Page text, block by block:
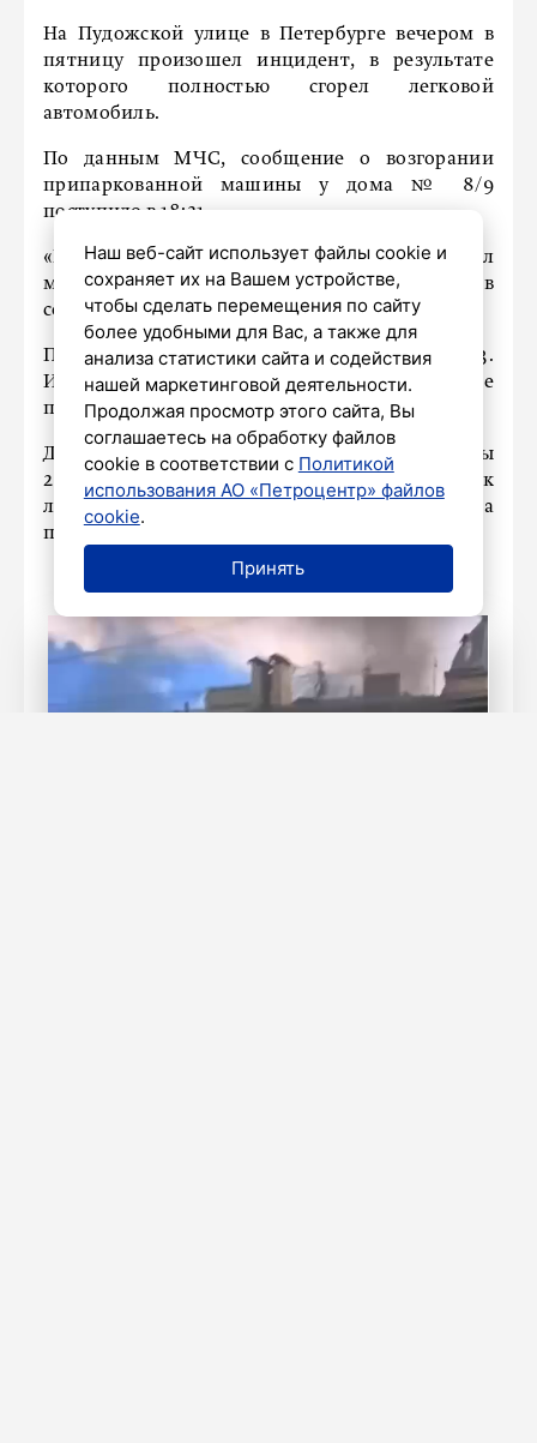
На Пудожской улице в Петербурге вечером в
пятницу произошел инцидент, в результате
которого полностью сгорел легковой
автомобиль.
По данным МЧС, сообщение о возгорании
припаркованной машины у дома № 8/9
поступило в 18:21.
«В легковом автомобиле огонь охватил
моторный отсек и салон», – сказано в
сообщении чрезвычайного ведомства.
Пожар был успешно ликвидирован к 18:33.
Информация о пострадавших в результате
происшествия не поступала.
Для тушения огня от МЧС были задействованы
2 единицы специальной техники и 10 человек
личного состава. Кадрами с места
происшествия поделилось издание
Наш веб-сайт использует файлы cookie и
сохраняет их на Вашем устройстве,
чтобы сделать перемещения по сайту
более удобными для Вас, а также для
анализа статистики сайта и содействия
нашей маркетинговой деятельности.
Продолжая просмотр этого сайта, Вы
соглашаетесь на обработку файлов
cookie в соответствии с Политикой
использования АО «Петроцентр» файлов
cookie.
Принять